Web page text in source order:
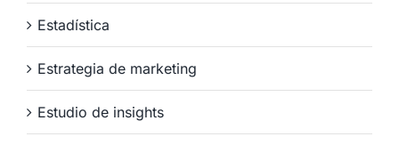
Estadística
Estrategia de marketing
Estudio de insights